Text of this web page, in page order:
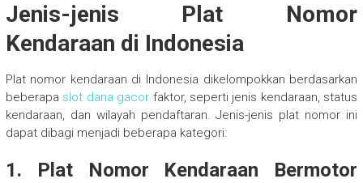
Jenis-jenis Plat Nomor
Kendaraan di Indonesia
Plat nomor kendaraan di Indonesia dikelompokkan berdasarkan
beberapa slot dana gacor faktor, seperti jenis kendaraan, status
kendaraan, dan wilayah pendaftaran. Jenis-jenis plat nomor ini
dapat dibagi menjadi beberapa kategori:
1. Plat Nomor Kendaraan Bermotor